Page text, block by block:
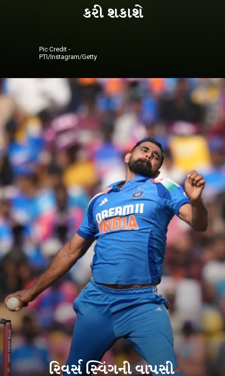
કરી શકાશે
Pic Credit -
PTI/Instagram/Getty
રિવર્સ સ્વિંગની વાપસી